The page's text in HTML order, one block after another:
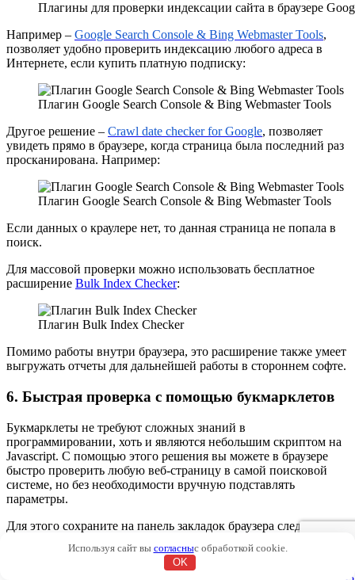
Плагины для проверки индексации сайта в браузере
Например – Google Search Console & Bing Webmaster Tools,
позволяет удобно проверить индексацию любого адреса в
Интернете, если купить платную подписку:
Плагин Google Search Console & Bing Webmaster Tools
Другое решение – Crawl date checker for Google, позволяет
увидеть прямо в браузере, когда страница была последний раз
просканирована. Например:
Плагин Google Search Console & Bing Webmaster Tools
Если данных о краулере нет, то данная страница не попала в
поиск.
Для массовой проверки можно использовать бесплатное
расширение Bulk Index Checker:
Плагин Bulk Index Checker
Помимо работы внутри браузера, это расширение также умеет
выгружать отчеты для дальнейшей работы в стороннем софте.
6. Быстрая проверка с помощью букмарклетов
Букмарклеты не требуют сложных знаний в
программировании, хоть и являются небольшим скриптом на
Javascript. С помощью этого решения вы можете в браузере
быстро проверить любую веб-страницу в самой поисковой
системе, но без необходимости вручную подставлять
параметры.
Для этого сохраните на панель закладок браузера следующие
Используя сайт вы согласныс обработкой cookie.
OK